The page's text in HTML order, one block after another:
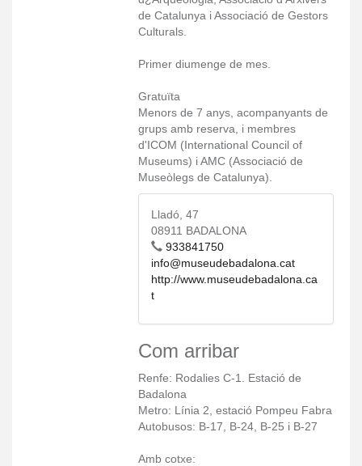
de Catalunya i Associació de Gestors
Culturals.
Primer diumenge de mes.
Gratuïta
Menors de 7 anys, acompanyants de
grups amb reserva, i membres
d'ICOM (International Council of
Museums) i AMC (Associació de
Museòlegs de Catalunya).
Lladó, 47
08911 BADALONA
933841750
info@museudebadalona.cat
http://www.museudebadalona.ca
t
Com arribar
Renfe: Rodalies C-1. Estació de
Badalona
Metro: Línia 2, estació Pompeu Fabra
Autobusos: B-17, B-24, B-25 i B-27
Amb cotxe: